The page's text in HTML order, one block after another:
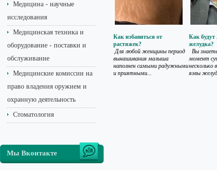
Медицина - научные
исследования
Медицинская техника и
оборудование - поставки и
обслуживание
Медицинские комиссии на
право владения оружием и
охранную деятельность
Стоматология
Мы Вконтакте
Как избавиться от
растяжек?
Для любой женщины период
вынашивания малыша
наполнен самыми радужными
и приятными...
Как будут
желудка?
Вы
момент
несколько
язвы